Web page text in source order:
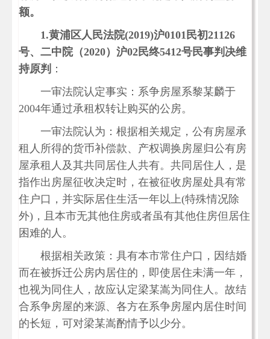
额。
1.黄浦区人民法院(2019)沪0101民初21126
号、二中院（2020）沪02民终5412号民事判决维
持原判 ：
一审法院认定事实：系争房屋系黎某麟于
2004年通过承租权转让购买的公房。
一审法院认为：根据相关规定，公有房屋承
租人所得的货币补偿款、产权调换房屋归公有房
屋承租人及其共同居住人共有。共同居住人，是
指作出房屋征收决定时，在被征收房屋处具有常
住户口，并实际居住生活一年以上(特殊情况除
外)，且本市无其他住房或者虽有其他住房但居住
困难的人。
根据相关政策：具有本市常住户口，因结婚
而在被拆迁公房内居住的，即使居住未满一年，
也视为同住人，故应认定梁某嵩为同住人。故结
合系争房屋的来源、各方在系争房屋内居住时间
的长短，可对梁某嵩酌情予以少分。